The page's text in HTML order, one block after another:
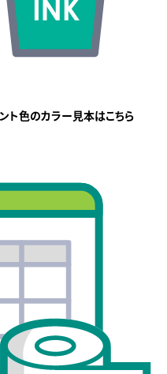
ト色のカラー見本はこちら